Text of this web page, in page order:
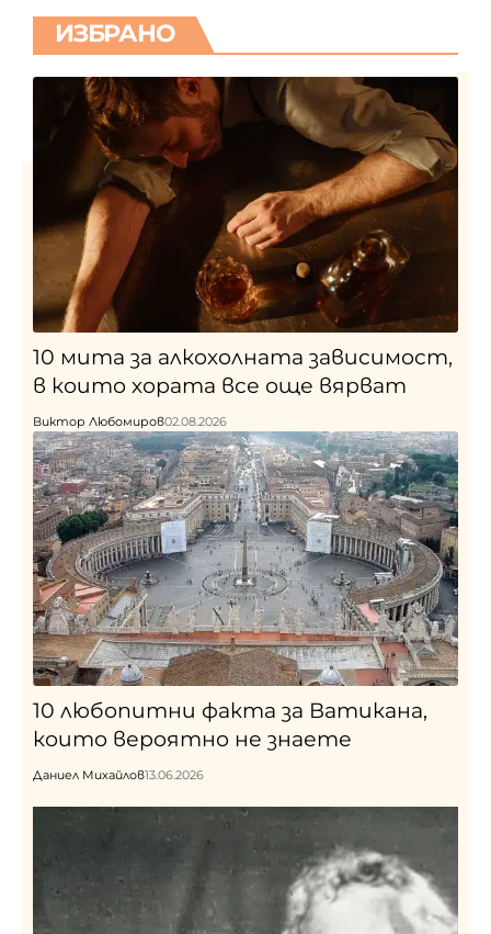
ИЗБРАНО
10 мита за алкохолната зависимост,
в които хората все още вярват
Виктор Любомиров02.08.2026
10 любопитни факта за Ватикана,
които вероятно не знаете
Даниел Михайлов13.06.2026